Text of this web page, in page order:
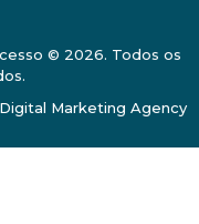
© 2026. Todos os
Marketing Agency